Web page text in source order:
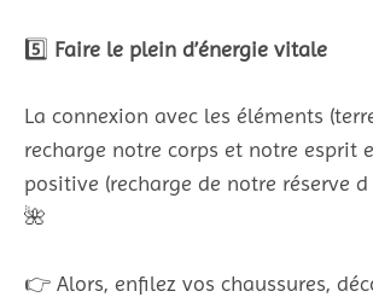
5️⃣ Faire le plein d’énergie vitale
La connexion avec les éléments
recharge notre corps et notre esprit
positive (recharge de notre réserve
🌺
👉 Alors, enfilez vos chaussures,